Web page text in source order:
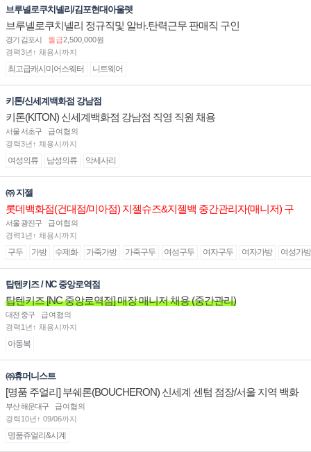
브루넬로쿠치넬리/김포현대아울렛
브루넬로쿠치넬리 정규직및 알바.탄력근무 판매직 구인
경기 김포시 월급2,500,000원
경력3년↑ 채용시까지
최고급캐시미어스웨터 니트웨어
키톤/신세계백화점 강남점
키톤(KITON) 신세계백화점 강남점 직영 직원 채용
서울 서초구
급여협의
경력3년↑ 채용시까지
여성의류 남성의류 악세사리
㈜ 지젤
롯데백화점(건대점/미아점) 지젤슈즈&지젤백 중간관리자(매니저) 구
인합니다
서울 광진구
급여협의
경력1년↑ 채용시까지
구두 가방 수제화 가죽가방 가죽구두 여성구두 여자구두 여자가방 여성가방
탑텐키즈 / NC 중앙로역점
탑텐키즈 [NC 중앙로역점] 매장 매니저 채용 (중간관리)
대전 중구
급여협의
경력1년↑ 채용시까지
아동복
㈜휴머니스트
[명품 주얼리] 부쉐론(BOUCHERON) 신세계 센텀 점장/서울 지역 백화
점 판매사원 채용
부산 해운대구
급여협의
경력10년↑ 09/06까지
명품쥬얼리&시계